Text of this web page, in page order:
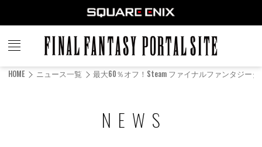
FINAL
FANTASY
HOME ニュース一覧 最大60％オフ！Steam ファイナルファンタジー
NEWS